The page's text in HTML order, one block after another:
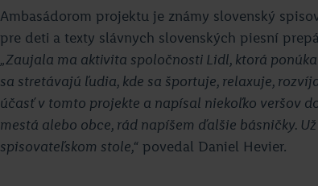
Ambasádorom projektu je známy slovenský
pre deti a texty slávnych slovenských piesní
„Zaujala ma aktivita spoločnosti Lidl, ktorá
sa stretávajú ľudia, kde sa športuje, relaxuje,
účasť v tomto projekte a napísal niekoľko veršov
mestá alebo obce, rád napíšem ďalšie básničky.
spisovateľskom stole,“ povedal Daniel Hevier.